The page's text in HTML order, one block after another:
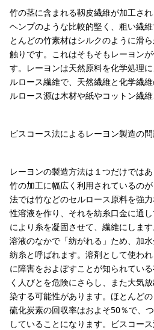
竹の茎に含まれる靱皮繊維が加工さ
ヘンプのような比較的堅く、粗い繊
とんどの竹素材はシルクのように滑
触りです。これはそもそもレーヨン
す。レーヨンは天然原料を化学処理
ルロース繊維で、天然繊維と化学繊
ルロース源は木材や紙やコットン繊
ビスコース法によるレーヨン製造の
レーヨンの製造方法は１つだけでは
竹の加工に幅広く利用されているの
法では竹などのセルロース原料を強
性溶液を作り、それを紡糸口金に通
により糸を凝固させて、繊維にしま
溶液のなかで「紡がれる」ため、加
紡糸と呼ばれます。溶剤として使わ
に障害をおよぼすことが知られてい
く人びとを危険にさらし、また大気
染する可能性があります。ほとんど
硫化炭素の回収率はおよそ50％で、
していることになります。ビスコー